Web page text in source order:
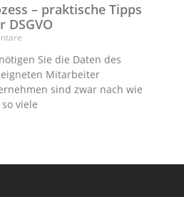
– praktische Tipps
DSGVO
Sie die Daten des
Mitarbeiter
sind zwar nach wie
viele